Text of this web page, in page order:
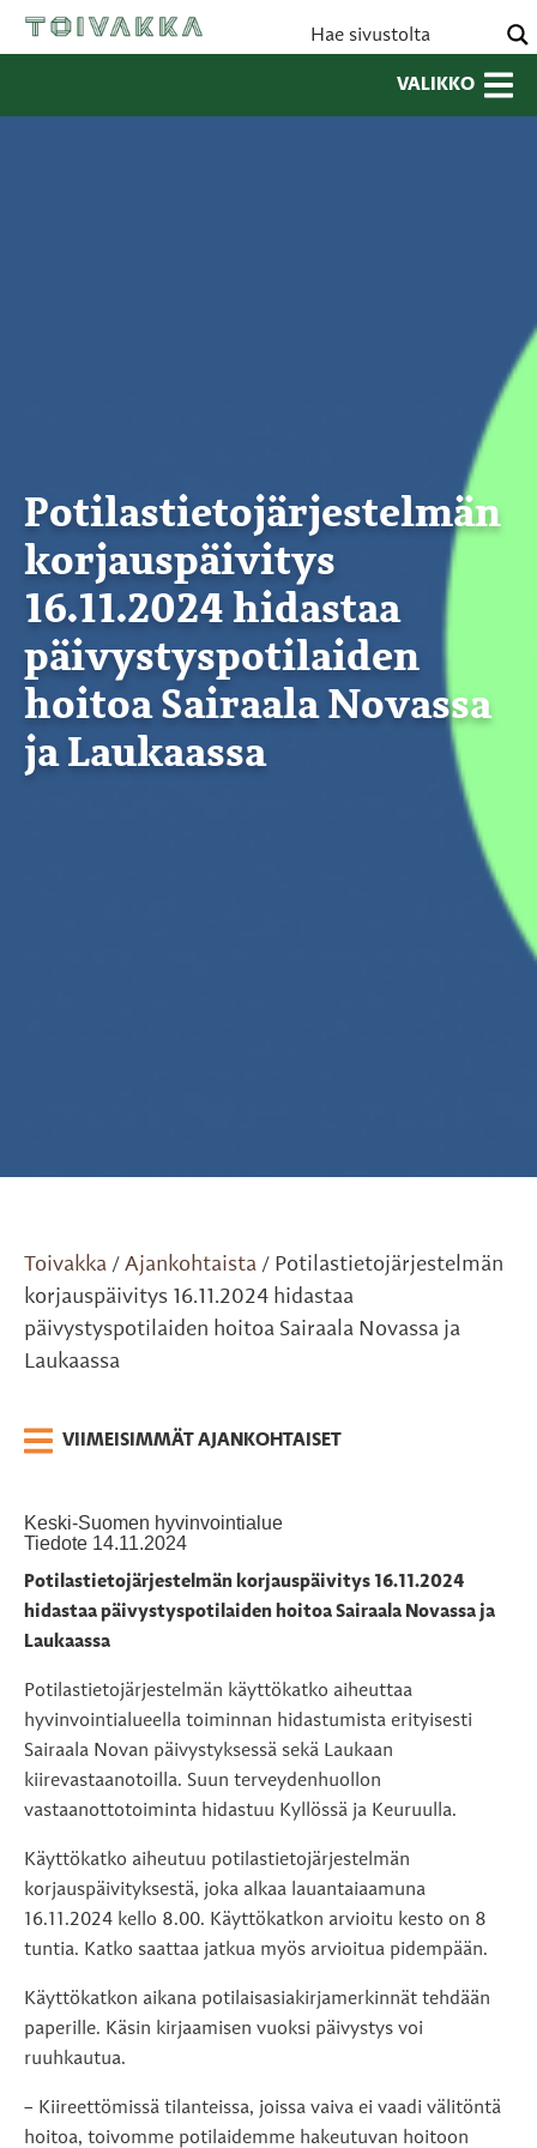
VALIKKO
Potilastietojärjestelmän
korjauspäivitys
16.11.2024 hidastaa
päivystyspotilaiden
hoitoa Sairaala Novassa
ja Laukaassa
Toivakka / Ajankohtaista / Potilastietojärjestelmän
korjauspäivitys 16.11.2024 hidastaa
päivystyspotilaiden hoitoa Sairaala Novassa ja
Laukaassa
VIIMEISIMMÄT AJANKOHTAISET
Keski-Suomen hyvinvointialue
Tiedote 14.11.2024
Potilastietojärjestelmän korjauspäivitys 16.11.2024
hidastaa päivystyspotilaiden hoitoa Sairaala Novassa ja
Laukaassa
Potilastietojärjestelmän käyttökatko aiheuttaa
hyvinvointialueella toiminnan hidastumista erityisesti
Sairaala Novan päivystyksessä sekä Laukaan
kiirevastaanotoilla. Suun terveydenhuollon
vastaanottotoiminta hidastuu Kyllössä ja Keuruulla.
Käyttökatko aiheutuu potilastietojärjestelmän
korjauspäivityksestä, joka alkaa lauantaiaamuna
16.11.2024 kello 8.00. Käyttökatkon arvioitu kesto on 8
tuntia. Katko saattaa jatkua myös arvioitua pidempään.
Käyttökatkon aikana potilaisasiakirjamerkinnät tehdään
paperille. Käsin kirjaamisen vuoksi päivystys voi
ruuhkautua.
– Kiireettömissä tilanteissa, joissa vaiva ei vaadi välitöntä
hoitoa, toivomme potilaidemme hakeutuvan hoitoon